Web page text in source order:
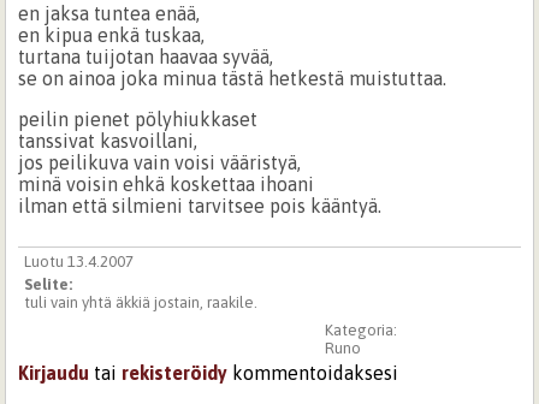
en jaksa tuntea enää,
en kipua enkä tuskaa,
turtana tuijotan haavaa syvää,
se on ainoa joka minua tästä hetkestä muistuttaa.
peilin pienet pölyhiukkaset
tanssivat kasvoillani,
jos peilikuva vain voisi vääristyä,
minä voisin ehkä koskettaa ihoani
ilman että silmieni tarvitsee pois kääntyä.
Luotu 13.4.2007
Selite:
tuli vain yhtä äkkiä jostain, raakile.
Kategoria:
Runo
Kirjaudu tai rekisteröidy kommentoidaksesi